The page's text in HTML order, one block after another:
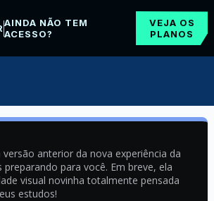
AINDA NÃO TEM
ACESSO?
VEJA OS
PLANOS
anterior da nova experiência da
para você. Em breve, ela
visual novinha totalmente pensada
estudos!